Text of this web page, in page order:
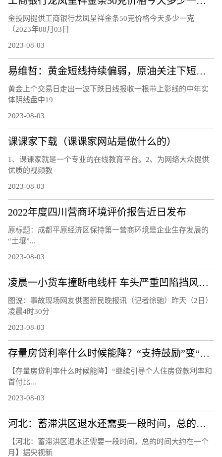
金投网提供工商银行龙凤呈祥金条50克价格今天多少一克
（2023年08月03日
2023-08-03
易维哲：黄金短线持续偏弱，原油关注下短线调整
黄金上个交易日走出一波下跌日线报收一根带上影线的中年实
体阴线盘中19
2023-08-03
课课家下载（课课家网站是做什么的）
1、课课家就是一个专业的在线教育平台。2、为网络大众提供
优质的视频教
2023-08-03
2022年度四川营商环境评价报告近日发布
原标题：成都平原经济区保持第一营商环境是企业生存发展的
“土壤”...
2023-08-03
凌晨一小货车撞断电线杆 车头严重凹陷挡风玻璃粉碎
图说：事故现场网友供图新民晚报讯（记者徐驰）昨天（2日）
凌晨4时30分
2023-08-03
存量房贷利率什么时候能降？“支持鼓励”变“指导”
【存量房贷利率什么时候能降】“继续引导个人住房贷款利率和
首付比...
2023-08-03
河北：蓄滞洪区退水还需要一段时间，总的时间大约在一个月
【河北：蓄滞洪区退水还需要一段时间，总的时间大约在一个
月】据央视新